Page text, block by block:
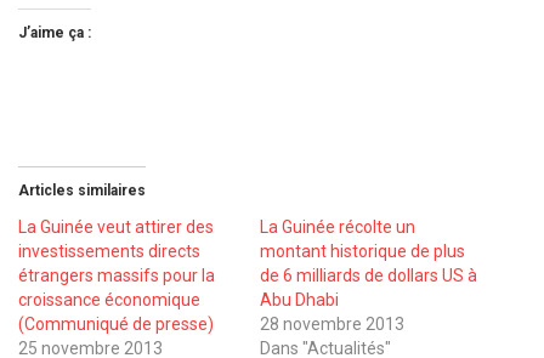
J’aime ça :
Articles similaires
La Guinée veut attirer des
investissements directs
étrangers massifs pour la
croissance économique
(Communiqué de presse)
25 novembre 2013
La Guinée récolte un
montant historique de plus
de 6 milliards de dollars US à
Abu Dhabi
28 novembre 2013
Dans "Actualités"